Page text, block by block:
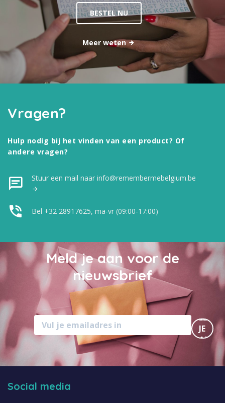
BESTEL NU
Meer weten
Vragen?
Hulp nodig bij het vinden van een product? Of
andere vragen?
Stuur een mail naar info@remembermebelgium.be
Bel +32 28917625, ma-vr (09:00-17:00)
Meld je aan voor de
nieuwsbrief
MELD
JE
AAN
Social media